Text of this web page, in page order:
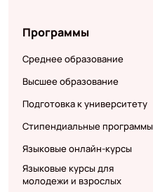
Программы
Среднее образование
Высшее образование
Подготовка к университету
Стипендиальные программы
Языковые онлайн-курсы
Языковые курсы для
молодежи и взрослых